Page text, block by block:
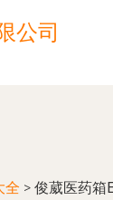
公司
全 > 俊葳医药箱